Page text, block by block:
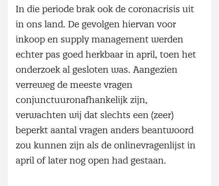
In die periode brak ook de coronacrisis uit
in ons land. De gevolgen hiervan voor
inkoop en supply management werden
echter pas goed herkbaar in april, toen het
onderzoek al gesloten was. Aangezien
verreweg de meeste vragen
conjunctuuronafhankelijk zijn,
verwachten wij dat slechts een (zeer)
beperkt aantal vragen anders beantwoord
zou kunnen zijn als de onlinevragenlijst in
april of later nog open had gestaan.